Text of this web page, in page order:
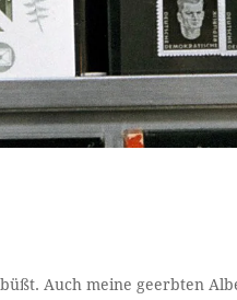
Auch meine geerbten